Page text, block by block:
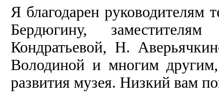
Я благодарен
Бердюгину,
Кондратьевой, Н.
Володиной и многим
развития музея. Низкий вам